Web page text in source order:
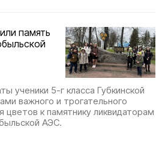
память
ученики 5-г класса Губкинской
важного и трогательного
цветов к памятнику ликвидаторам
АЭС.